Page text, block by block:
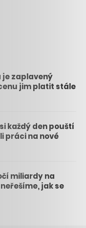
je zaplavený
jim platit stále
každý den pouští
práci na nové
miliardy na
jak se